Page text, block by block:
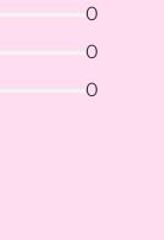
0
0
0